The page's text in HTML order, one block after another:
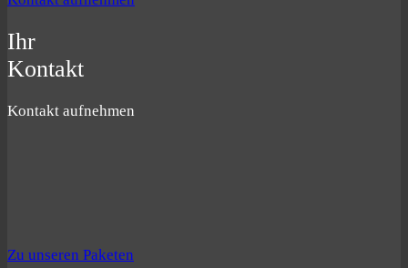
Ihr
Kontakt
Kontakt aufnehmen
Zu unseren Paketen